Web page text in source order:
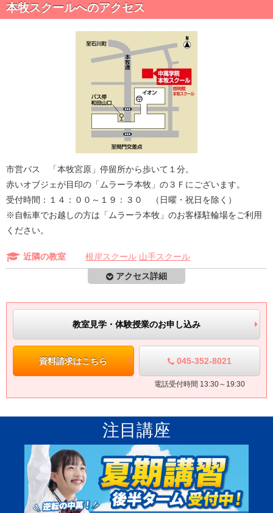
蔭学園、
横浜隼人、横須賀学院、横浜清風、横浜 など多数
しっかりと定期テスト対策・内申対策を行っている中萬学院本牧
オール５の生徒さんも３名！ 高内申で、私立の合格も勝ち取り
☆★☆ 高校受験 合格者の声 ☆★☆
法政大学国際高校 合格 本牧中 Aさん
「中萬の定期テスト対策 はすごく分かりやすく、しっかりと点数
を取らせてくれて
光陵高校 合格 本牧中 Bさん
ストでも気持ちを楽にしてうけることができました。先生の授業
も分かりやすかったので、勉強に対して理解を深めることができ
ました。」
横浜氷取沢高校 合格 大鳥中 Cさん
「私は塾に入る前は、偏差値がとても低く、あと10くらい上げ
なければ合格できない危機的な状況でした。しかし、実際に入塾
偏差値が12くらい上がりました 。」
希望ケ丘高校 合格 本牧中 Dさん
テスト対策をしっかりしていただいたおかげで、内申が上がり
ました
。また、苦手教科を集中的に教えていただいたり、 自習室
で先生に沢山質問できたことで、自信をもって受験に臨むことが
本牧スクールへのアクセス
市営バス 「本牧宮原」停留所から歩いて１分。
赤いオブジェが目印の「ムラーラ本牧」の３Ｆにございます。
受付時間：１４：００～１９：３０ （日曜・祝日を除く）
※自転車でお越しの方は「ムラーラ本牧」のお客様駐輪場をご利用
ください。
近隣の教室 根岸スクール 山手スクール
アクセス詳細
教室見学・体験授業のお申し込み
資料請求はこちら 045-352-8021
電話受付時間 13:30～19:30
注目講座